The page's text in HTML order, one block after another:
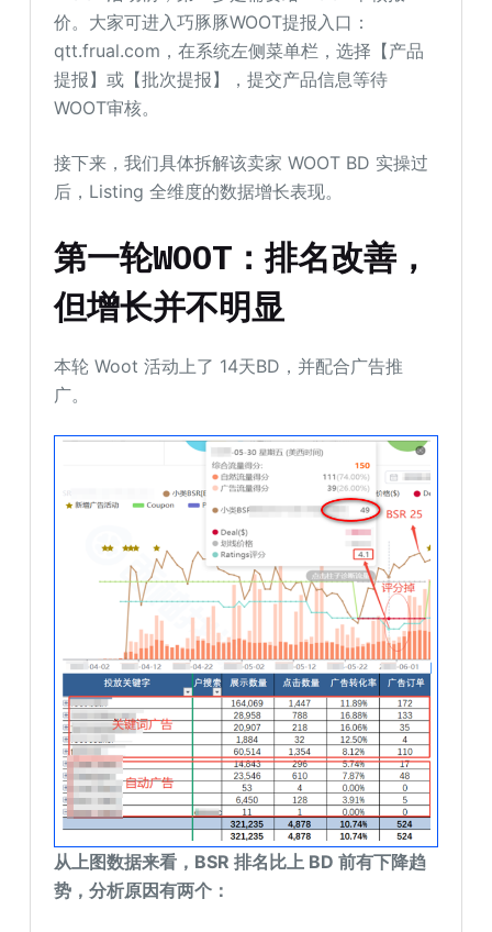
价。大家可进入巧豚豚WOOT提报入口：
qtt.frual.com，在系统左侧菜单栏，选择【产品
提报】或【批次提报】，提交产品信息等待
WOOT审核。
接下来，我们具体拆解该卖家 WOOT BD 实操过
后，Listing 全维度的数据增长表现。
第一轮WOOT：排名改善，
但增长并不明显
本轮 Woot 活动上了 14天BD，并配合广告推
广。
从 上图数据来看 ， BSR 排名比 上 BD 前有下降趋
势，分析原因有两个：